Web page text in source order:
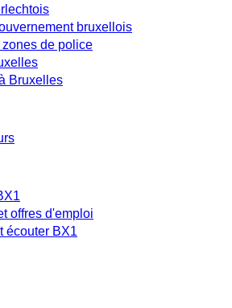
bruxellois
de police
Bruxelles
offres d'emploi
écouter BX1